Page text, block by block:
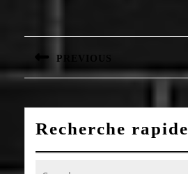
de
l’articlePREVIOUS
Recherche rapide